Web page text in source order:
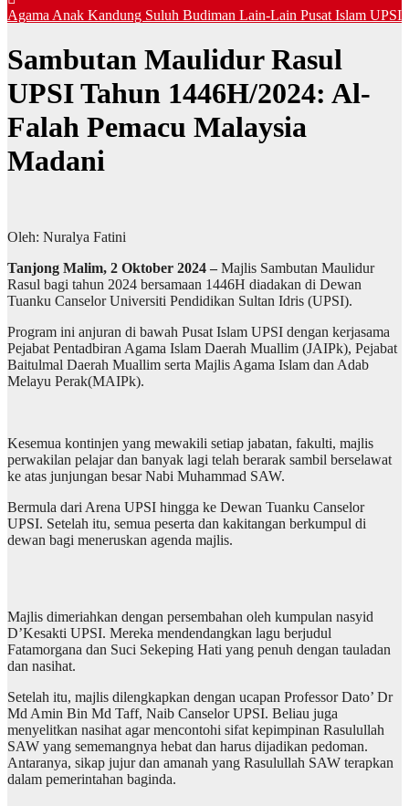
Agama Anak Kandung Suluh Budiman Lain-Lain Pusat Islam UPSI
Sambutan Maulidur Rasul
UPSI Tahun 1446H/2024: Al-
Falah Pemacu Malaysia
Madani
Oleh: Nuralya Fatini
Tanjong Malim, 2 Oktober 2024 –Majlis Sambutan Maulidur
Rasul bagi tahun 2024 bersamaan 1446H diadakan di Dewan
Tuanku Canselor Universiti Pendidikan Sultan Idris (UPSI).
Program ini anjuran di bawah Pusat Islam UPSI dengan kerjasama
Pejabat Pentadbiran Agama Islam Daerah Muallim (JAIPk), Pejabat
Baitulmal Daerah Muallim serta Majlis Agama Islam dan Adab
Melayu Perak(MAIPk).
Kesemua kontinjen yang mewakili setiap jabatan, fakulti, majlis
perwakilan pelajar dan banyak lagi telah berarak sambil berselawat
ke atas junjungan besar Nabi Muhammad SAW.
Bermula dari Arena UPSI hingga ke Dewan Tuanku Canselor
UPSI. Setelah itu, semua peserta dan kakitangan berkumpul di
dewan bagi meneruskan agenda majlis.
Majlis dimeriahkan dengan persembahan oleh kumpulan nasyid
D’Kesakti UPSI. Mereka mendendangkan lagu berjudul
Fatamorgana dan Suci Sekeping Hati yang penuh dengan tauladan
dan nasihat.
Setelah itu, majlis dilengkapkan dengan ucapan Professor Dato’ Dr
Md Amin Bin Md Taff, Naib Canselor UPSI. Beliau juga
menyelitkan nasihat agar mencontohi sifat kepimpinan Rasulullah
SAW yang sememangnya hebat dan harus dijadikan pedoman.
Antaranya, sikap jujur dan amanah yang Rasulullah SAW terapkan
dalam pemerintahan baginda.